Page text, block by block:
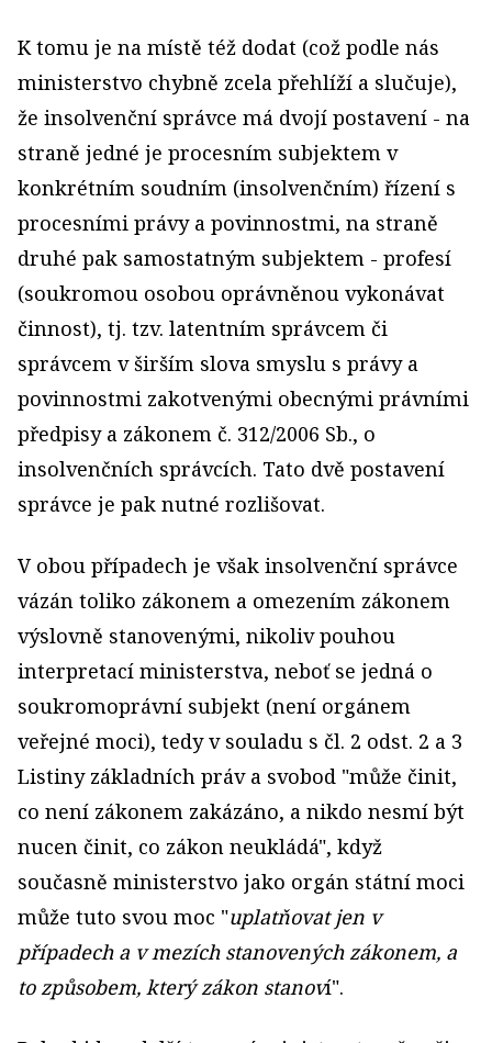
K tomu je na místě též dodat (což podle nás
ministerstvo chybně zcela přehlíží a slučuje),
že insolvenční správce má dvojí postavení - na
straně jedné je procesním subjektem v
konkrétním soudním (insolvenčním) řízení s
procesními právy a povinnostmi, na straně
druhé pak samostatným subjektem - profesí
(soukromou osobou oprávněnou vykonávat
činnost), tj. tzv. latentním správcem či
správcem v širším slova smyslu s právy a
povinnostmi zakotvenými obecnými právními
předpisy a zákonem č. 312/2006 Sb., o
insolvenčních správcích. Tato dvě postavení
správce je pak nutné rozlišovat.
V obou případech je však insolvenční správce
vázán toliko zákonem a omezením zákonem
výslovně stanovenými, nikoliv pouhou
interpretací ministerstva, neboť se jedná o
soukromoprávní subjekt (není orgánem
veřejné moci), tedy v souladu s čl. 2 odst. 2 a 3
Listiny základních práv a svobod "může činit,
co není zákonem zakázáno, a nikdo nesmí být
nucen činit, co zákon neukládá", když
současně ministerstvo jako orgán státní moci
může tuto svou moc "uplatňovat jen v
případech a v mezích stanovených zákonem, a
to způsobem, který zákon stanoví".